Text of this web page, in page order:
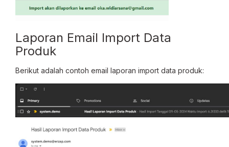
Laporan Email Import Data
Produk
Berikut adalah contoh email laporan import data produk: